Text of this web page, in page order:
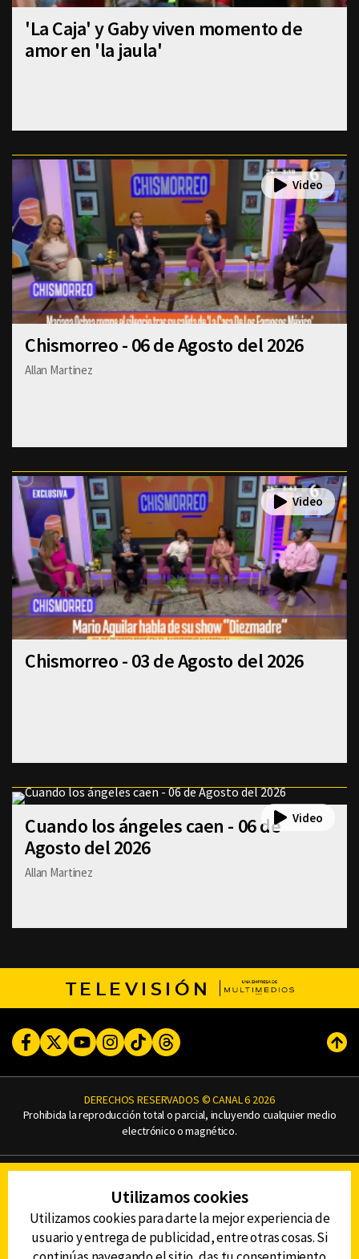
'La Caja' y Gaby viven momento de
amor en 'la jaula'
Chismorreo - 06 de Agosto del 2026
Allan Martinez
Chismorreo - 03 de Agosto del 2026
Cuando los ángeles caen - 06 de
Agosto del 2026
Allan Martinez
TELEVISIÓN
FacebookTwitterYoutubeInstagram
TikTokThreads
DERECHOS RESERVADOS © CANAL 6 2026
Prohibida la reproducción total o parcial, incluyendo cualquier medio
electrónico o magnético.
AVISO DE PRIVACIDAD
DEFENSORÍA DE LAS AUDIENCIAS
Utilizamos cookies
Utilizamos cookies para darte la mejor experiencia de
usuario y entrega de publicidad, entre otras cosas. Si